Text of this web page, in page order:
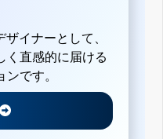
イナーとして、
く直感的に届ける
です。